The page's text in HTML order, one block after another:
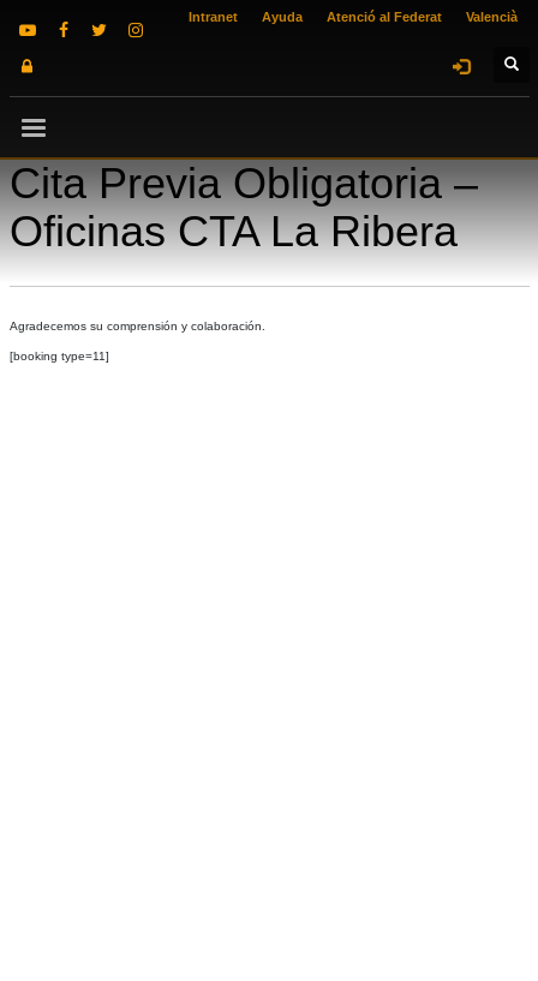
Intranet Ayuda Atenció al Federat Valencià
Cita Previa Obligatoria –
Oficinas CTA La Ribera
Agradecemos su comprensión y colaboración.
[booking type=11]